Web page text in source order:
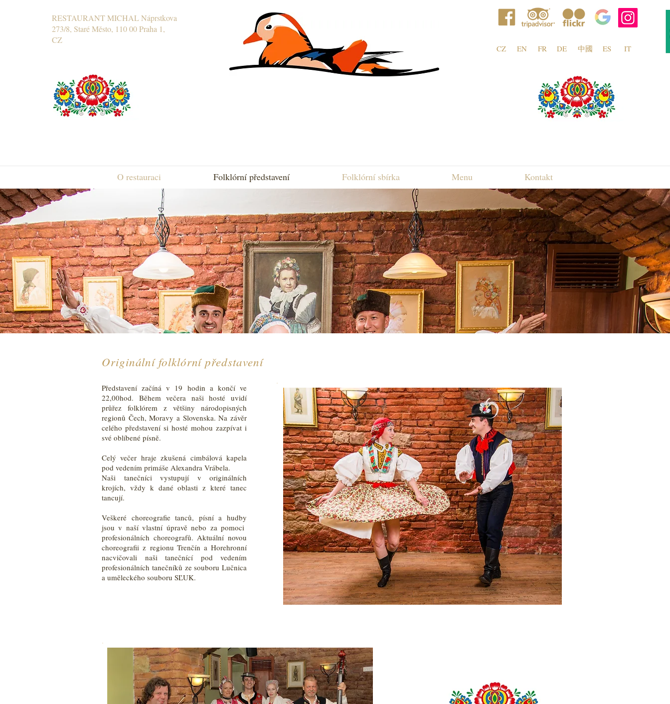
RESTAURANT MICHAL Náprstkova
273/8, Staré Město, 110 00 Praha 1,
CZ
CZ EN FR DE 中國 ES IT
O restauraci Folklórní představení Folklórní sbírka Menu Kontakt
Originální folklórní představení
Představení začíná v 19 hodin a končí ve
22,00hod. Během večera naši hosté uvidí
průřez folklórem z většiny národopisných
regionů Čech, Moravy a Slovenska. Na závěr
celého představení si hosté mohou zazpívat i
své oblíbené písně.
Celý večer hraje zkušená cimbálová kapela
pod vedením primáše Alexandra Vrábela.
Naši tanečníci vystupují v originálních
krojích, vždy k dané oblasti z které tanec
tancují.
Veškeré choreografie tanců, písní a hudby
jsou v naší vlastní úpravě nebo za pomoci
profesionálních choreografů. Aktuální novou
choreografii z regionu Trenčín a Horehronní
nacvičovali naši tanečnící pod vedením
profesionálních tanečníků ze souboru Lučnica
a uměleckého souboru SĽUK.